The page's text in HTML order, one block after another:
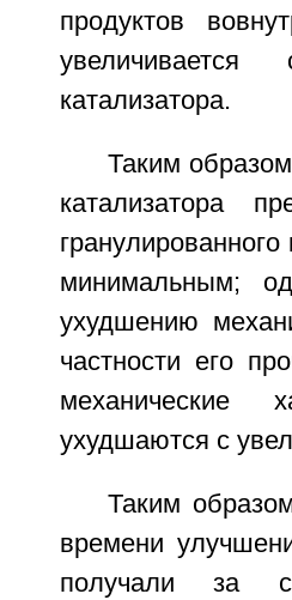
продуктов
катализатора.
Таким
катализатора
минимальным;
ухудшению
частности его
механические
ухудшаются с
Таким
времени
получали за